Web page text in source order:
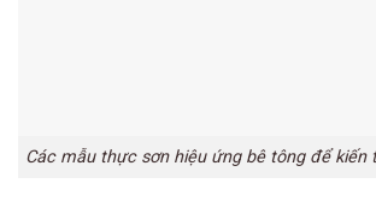
Các mẫu thực sơn hiệu ứng bê tông để kiến